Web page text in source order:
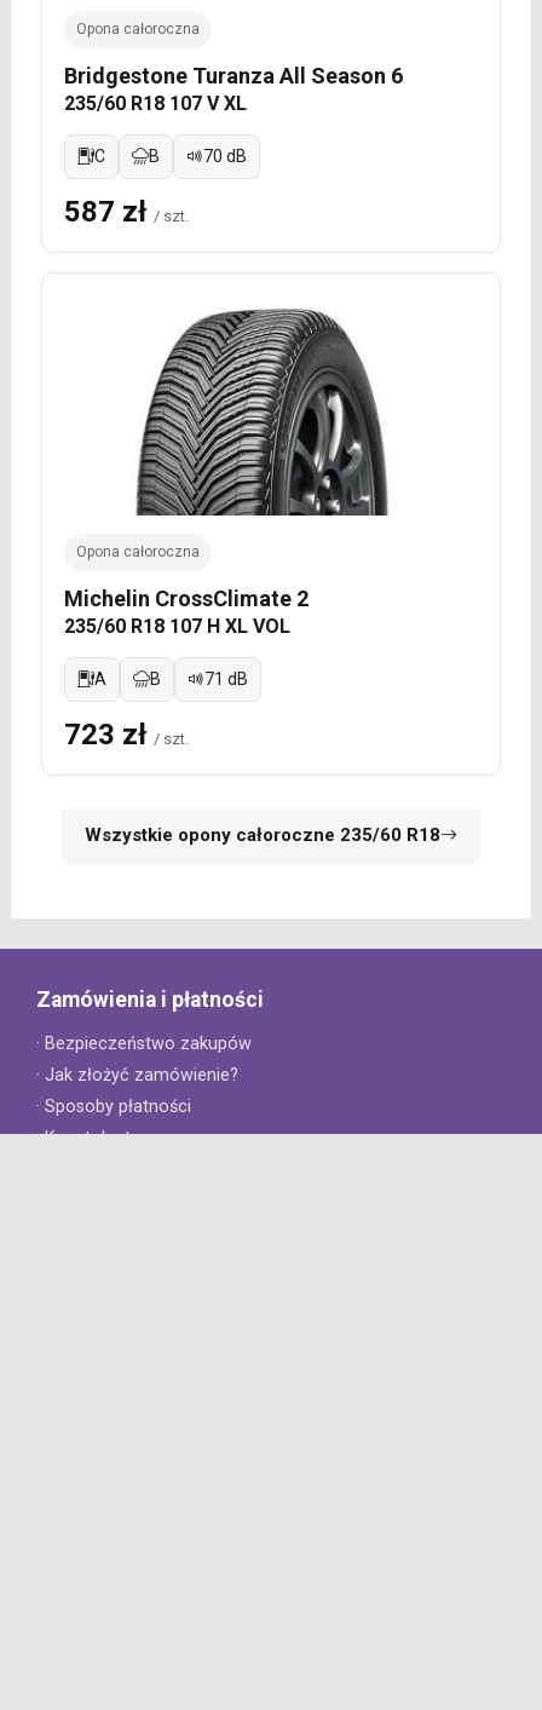
Opona całoroczna
Bridgestone Turanza All Season 6
235/60 R18 107 V XL
C B 70 dB
587 zł / szt.
Opona całoroczna
Michelin CrossClimate 2
235/60 R18 107 H XL VOL
A B 71 dB
723 zł / szt.
Wszystkie opony całoroczne 235/60 R18
Zamówienia i płatności
· Bezpieczeństwo zakupów
· Jak złożyć zamówienie?
· Sposoby płatności
· Koszt dostawy